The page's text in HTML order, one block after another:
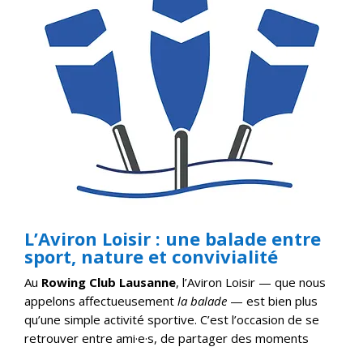
L’Aviron Loisir : une balade entre
sport, nature et convivialité
Au Rowing Club Lausanne, l’Aviron Loisir — que nous
appelons affectueusement la balade — est bien plus
qu’une simple activité sportive. C’est l’occasion de se
retrouver entre ami·e·s, de partager des moments